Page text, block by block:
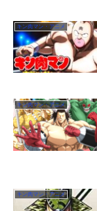
キン肉マン・アニメ
キン肉マン・アニメ
キン肉マン・アニメ